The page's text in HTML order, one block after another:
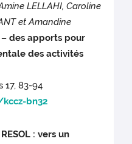
LELLAHI, Caroline
et Amandine
– des apports pour
des activités
17, 83-94
bn32
RESOL : vers un